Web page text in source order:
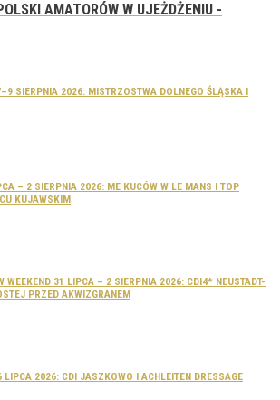
AMATORÓW W UJEŻDŻENIU -
SIERPNIA 2026: MISTRZOSTWA DOLNEGO ŚLĄSKA I
– 2 SIERPNIA 2026: ME KUCÓW W LE MANS I TOP
KUJAWSKIM
WEEKEND 31 LIPCA – 2 SIERPNIA 2026: CDI4* NEUSTADT-
PRZED AKWIZGRANEM
2026: CDI JASZKOWO I ACHLEITEN DRESSAGE